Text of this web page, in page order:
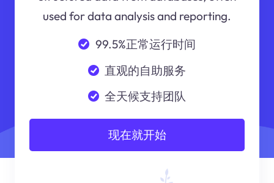
used for data analysis and reporting.
99.5%正常运行时间
直观的自助服务
全天候支持团队
现在就开始